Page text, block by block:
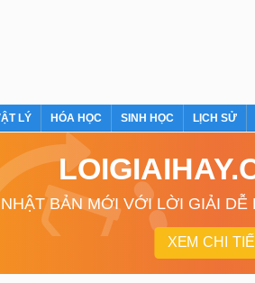
LÝ HÓA HỌC SINH HỌC LỊCH SỬ
BẢN MỚI VỚI LỜI GIẢI DỄ
XEM CHI